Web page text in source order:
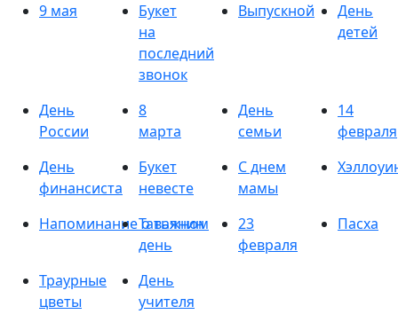
9 мая
Букет
на
последний
звонок
Выпускной
День
детей
День
России
8
марта
День
семьи
14
февраля
День
финансиста
Букет
невесте
С днем
мамы
Напоминание о важном
Татьянин
день
23
февраля
Пасха
Траурные
цветы
День
учителя